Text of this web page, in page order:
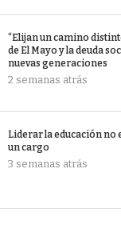
“Elijan un camino
de El Mayo y la deuda
nuevas generaciones
2 semanas atrás
Liderar la educación no
un cargo
3 semanas atrás